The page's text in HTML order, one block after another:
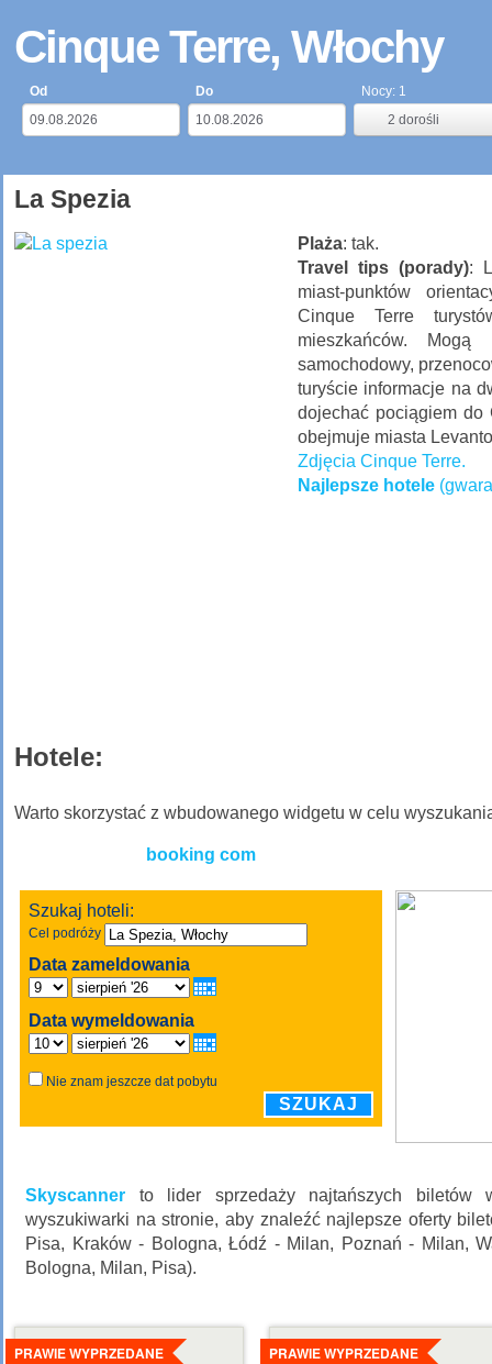
Cinque Terre, Włochy
Od
Do
2 dorośli
Nocy: 1
La Spezia
Plaża: tak.
Travel tips (porady):
miast-punktów
Cinque Terre
mieszkańców.
samochodowy,
turyście informacje na
dojechać pociągiem do
obejmuje miasta
Zdjęcia Cinque Terre.
Najlepsze hotele
Hotele:
Warto skorzystać z wbudowanego widgetu w celu
booking com
Szukaj hoteli:
Cel podróży
Data zameldowania
Data wymeldowania
Nie znam jeszcze dat pobytu
SZUKAJ
Skyscanner to lider sprzedaży najtańszych biletów
wyszukiwarki na stronie, aby znaleźć najlepsze oferty
Pisa, Kraków - Bologna, Łódź - Milan, Poznań - Milan,
Bologna, Milan, Pisa).
PRAWIE WYPRZEDANE
Szczegóły
PRAWIE WYPRZEDANE
Szczegóły